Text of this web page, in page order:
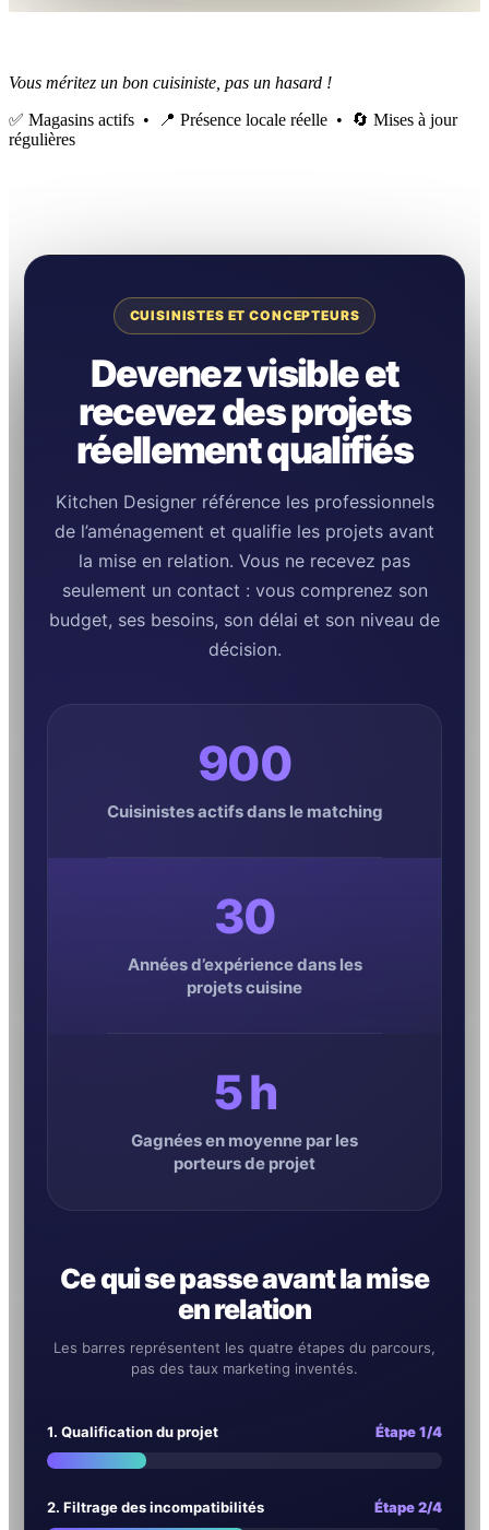
Vous méritez un bon cuisiniste, pas un hasard !
✅ Magasins actifs • 📍 Présence locale réelle • 🔄 Mises à jour
régulières
CUISINISTES ET CONCEPTEURS
Devenez visible et
recevez des projets
réellement qualifiés
Kitchen Designer référence les professionnels
de l’aménagement et qualifie les projets avant
la mise en relation. Vous ne recevez pas
seulement un contact : vous comprenez son
budget, ses besoins, son délai et son niveau de
décision.
900
Cuisinistes actifs dans le matching
30
Années d’expérience dans les
projets cuisine
5 h
Gagnées en moyenne par les
porteurs de projet
Ce qui se passe avant la mise
en relation
Les barres représentent les quatre étapes du parcours,
pas des taux marketing inventés.
1. Qualification du projet Étape 1/4
2. Filtrage des incompatibilités Étape 2/4